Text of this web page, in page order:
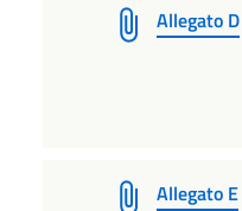
Allegato D
Allegato E